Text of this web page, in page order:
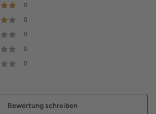
0
0
0
0
0
Bewertung schreiben